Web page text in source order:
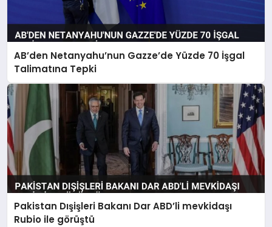
AB’den Netanyahu’nun Gazze’de Yüzde 70 İşgal
Talimatına Tepki
Pakistan Dışişleri Bakanı Dar ABD’li mevkidaşı
Rubio ile görüştü